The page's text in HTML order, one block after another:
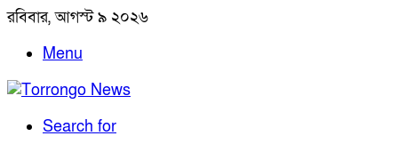
রবিবার, আগস্ট ৯ ২০২৬
Menu
Search for